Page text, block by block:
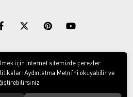
Download on the
App Store
Download on
Google play
için internet sitemizde çerezler
Aydınlatma Metni’ni okuyabilir ve